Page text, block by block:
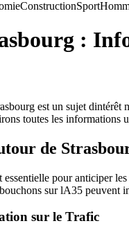
ConstructionSport
:
est un sujet dintérêt
toutes les informations
de
pour anticiper
sur lA35 peuvent
sur le Trafic